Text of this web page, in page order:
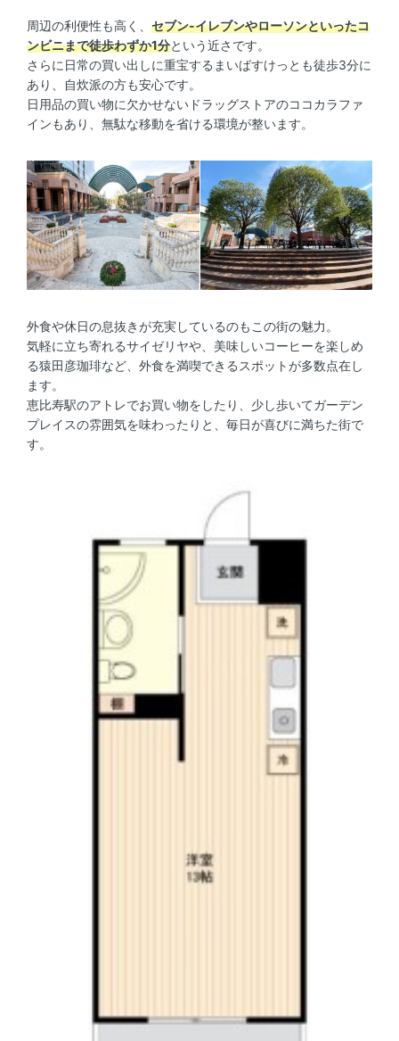
周辺の利便性も高く、 セブン-イレブンやローソンといったコ
ンビニまで徒歩わずか1分という近さです。
さらに日常の買い出しに重宝するまいばすけっとも徒歩3分に
あり、自炊派の方も安心です。
日用品の買い物に欠かせないドラッグストアのココカラファ
インもあり、無駄な移動を省ける環境が整います。
外食や休日の息抜きが充実しているのもこの街の魅力。
気軽に立ち寄れるサイゼリヤや、美味しいコーヒーを楽しめ
る猿田彦珈琲など、外食を満喫できるスポットが多数点在し
ます。
恵比寿駅のアトレでお買い物をしたり、少し歩いてガーデン
プレイスの雰囲気を味わったりと、毎日が喜びに満ちた街で
す。